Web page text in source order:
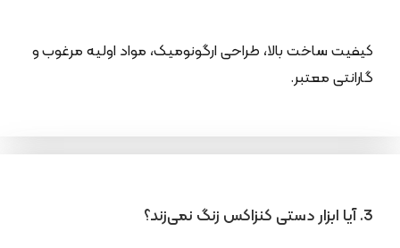
کیفیت ساخت بالا، طراحی ارگونومیک، مواد اولیه مرغوب و
گارانتی معتبر.
3. آیا ابزار دستی کنزاکس زنگ نمی‌زند؟